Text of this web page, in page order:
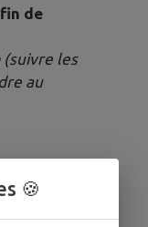
de
(suivre les
au
de
🍪